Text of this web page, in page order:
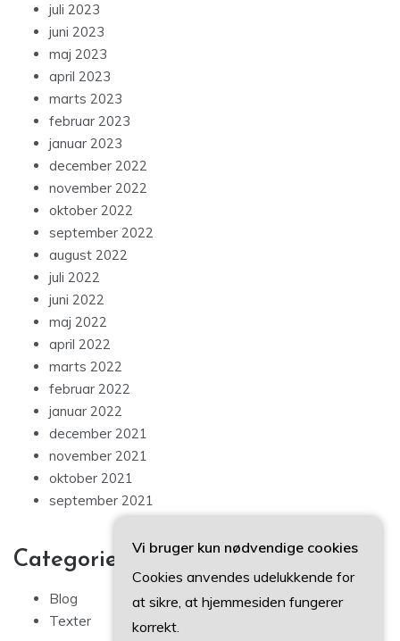
juli 2023
juni 2023
maj 2023
april 2023
marts 2023
februar 2023
januar 2023
december 2022
november 2022
oktober 2022
september 2022
august 2022
juli 2022
juni 2022
maj 2022
april 2022
marts 2022
februar 2022
januar 2022
december 2021
november 2021
oktober 2021
september 2021
Categories
Blog
Texter
Vi bruger kun nødvendige cookies
Cookies anvendes udelukkende for
at sikre, at hjemmesiden fungerer
korrekt.